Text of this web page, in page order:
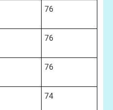
76
76
76
74